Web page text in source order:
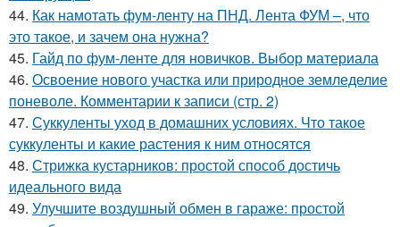
44. Как намотать фум-ленту на ПНД. Лента ФУМ –, что
это такое, и зачем она нужна?
45. Гайд по фум-ленте для новичков. Выбор материала
46. Освоение нового участка или природное земледелие
поневоле. Комментарии к записи (стр. 2)
47. Суккуленты уход в домашних условиях. Что такое
суккуленты и какие растения к ним относятся
48. Стрижка кустарников: простой способ достичь
идеального вида
49. Улучшите воздушный обмен в гараже: простой